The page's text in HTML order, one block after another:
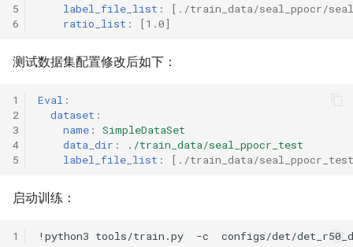
5
6
label_file_list : [ ./train_data/seal_ppocr/
ratio_list : [1.0]
测试数据集配置修改后如下：
1
2
3
4
5
Eval :
dataset :
name :
SimpleDataSet
data_dir :
./train_data/seal_ppocr_test
label_file_list : [ ./train_data/
启动训练：
1 !python3 tools/train.py -c configs/det/